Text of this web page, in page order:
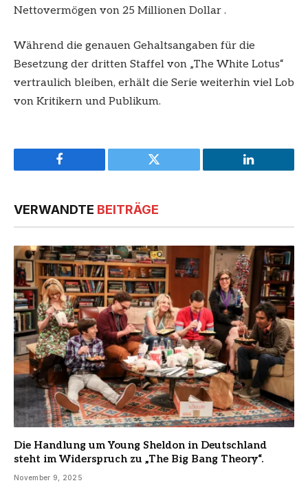
Nettovermögen von 25 Millionen Dollar .
Während die genauen Gehaltsangaben für die
Besetzung der dritten Staffel von „The White Lotus“
vertraulich bleiben, erhält die Serie weiterhin viel Lob
von Kritikern und Publikum.
Facebook Twitter LinkedIn
VERWANDTE BEITRÄGE
Die Handlung um Young Sheldon in Deutschland
steht im Widerspruch zu „The Big Bang Theory“.
November 9, 2025